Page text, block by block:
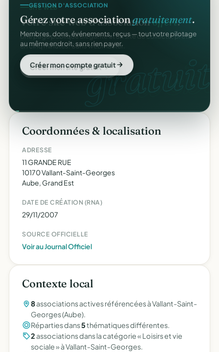
gratuit.
GESTION D'ASSOCIATION
Gérez votre associationgratuitement.
Membres, dons, événements, reçus — tout votre pilotage
au même endroit, sans rien payer.
Créer mon compte gratuit
Coordonnées & localisation
ADRESSE
11 GRANDE RUE
10170 Vallant-Saint-Georges
Aube, Grand Est
DATE DE CRÉATION (RNA)
29/11/2007
SOURCE OFFICIELLE
Voir au Journal Officiel
Contexte local
8associations actives référencées à Vallant-Saint-
Georges (Aube).
Réparties dans5thématiques différentes.
2 associations dans la catégorie « Loisirs et vie
sociale » à Vallant-Saint-Georges.